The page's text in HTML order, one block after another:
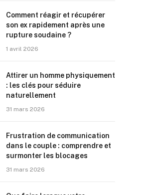
Comment réagir et récupérer
son ex rapidement après une
rupture soudaine ?
1 avril 2026
Attirer un homme physiquement
: les clés pour séduire
naturellement
31 mars 2026
Frustration de communication
dans le couple : comprendre et
surmonter les blocages
31 mars 2026